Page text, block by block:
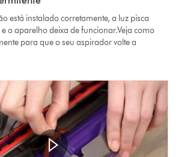
está instalado corretamente, a luz pisca
o aparelho deixa de funcionar.Veja como
para que o seu aspirador volte a